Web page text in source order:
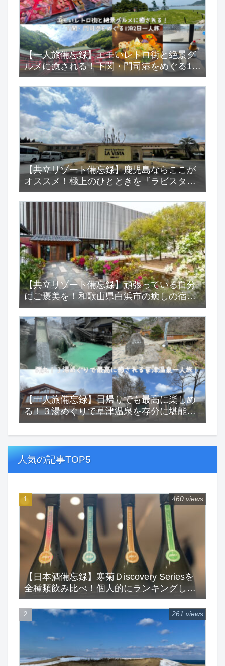
【一人旅備忘録】エモいレトロ街と絶景グ
ルメに癒される！下関・門司港をめぐる1泊
2日一人旅
【共立リゾート備忘録】鹿児島ならここが
オススメ！極上のひとときを『ラビスタ霧
島ヒルズ』で…
【共立リゾート備忘録】頑張っている自分
にご褒美を！和歌山県白浜市の癒しの宿
『浜千鳥の湯 海舟』
【一人旅備忘録】日帰りでも最高に楽しめ
る！３湯めぐりで草津温泉を存分に堪能す
る一人旅！
人気の記事TOP5
【日本酒備忘録】寒菊Ｄiscovery Seriesを
全種類飲み比べ！個人的にランキングして
みた！
460 views
261 views